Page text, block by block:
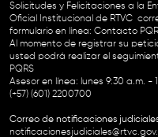
Solicitudes y Felicitaciones a la
Oficial Institucional de RTVC
formulario en línea: Contacto
Al momento de registrar su
usted podrá realizar el
PQRS
Asesor en línea: lunes 9:30 a.m. -
(+57) (601) 2200700
Correo de notificaciones